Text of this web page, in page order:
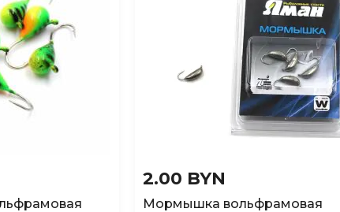
2.00 BYN
Мормышка вольфрамовая